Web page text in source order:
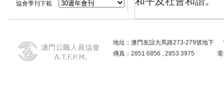
協會季刊下載
的是，審議中的法
地址：澳門友誼大馬路273-279號地下
傳真：2851 6856 , 2853 3975 電